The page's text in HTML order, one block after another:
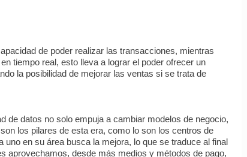
de poder realizar las transacciones, mientras
tiempo real, esto lleva a lograr el poder ofrecer un
la posibilidad de mejorar las ventas si se trata de
de datos no solo empuja a cambiar modelos de negocio,
los pilares de esta era, como lo son los centros de
uno en su área busca la mejora, lo que se traduce al final
aprovechamos, desde más medios y métodos de pago,